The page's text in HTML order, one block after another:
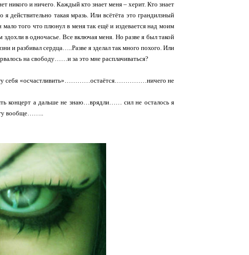
никого и ничего. Каждый кто знает меня – херит. Кто знает
действительно такая мразь. Или всётёта это грандилзный
того что плюнул в меня так ещё и издевается над моим
в одночасье. Все включая меня. Но разве я был такой
и разбивал сердца…..Разве я зделал так много похого. Или
на свободу……и за это мне расплачиваться?
себя «осчастливить»…………остаётся……………ничего не
концерт а дальше не знаю…врядли…… сил не осталось я
вообще……..